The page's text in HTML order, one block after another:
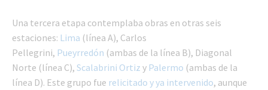
Una tercera etapa contemplaba obras en otras seis
estaciones: Lima (línea A), Carlos
Pellegrini, Pueyrredón (ambas de la línea B), Diagonal
Norte (línea C), Scalabrini Ortiz y Palermo (ambas de la
línea D). Este grupo fue relicitado y ya intervenido, aunque